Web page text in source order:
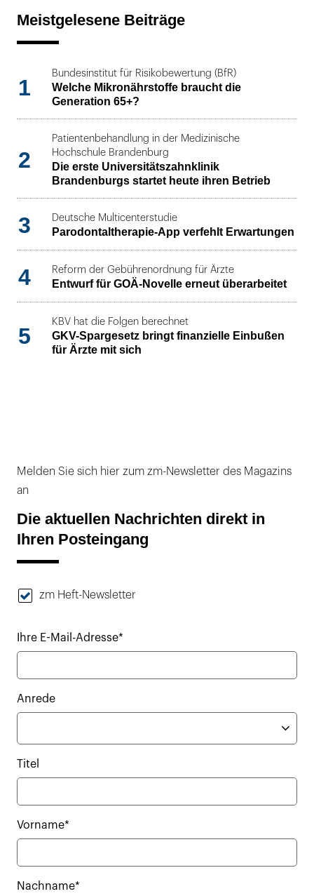
Meistgelesene Beiträge
1
Bundesinstitut für Risikobewertung (BfR)
Welche Mikronährstoffe braucht die
Generation 65+?
2
Patientenbehandlung in der Medizinische
Hochschule Brandenburg
Die erste Universitätszahnklinik
Brandenburgs startet heute ihren Betrieb
3 Deutsche Multicenterstudie
Parodontaltherapie-App verfehlt Erwartungen
4 Reform der Gebührenordnung für Ärzte
Entwurf für GOÄ-Novelle erneut überarbeitet
5
KBV hat die Folgen berechnet
GKV-Spargesetz bringt finanzielle Einbußen
für Ärzte mit sich
Melden Sie sich hier zum zm-Newsletter des Magazins
an
Die aktuellen Nachrichten direkt in
Ihren Posteingang
zm Heft-Newsletter
Ihre E-Mail-Adresse*
Anrede
Titel
Vorname*
Nachname*